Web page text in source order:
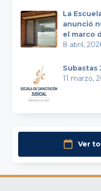
La
anunció
el marco
8 abril,
Subastas
11 marzo,
Ver